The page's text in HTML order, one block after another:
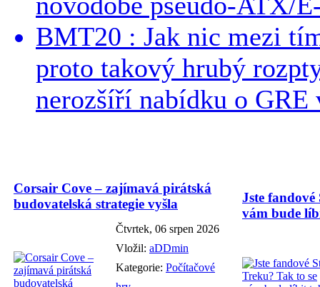
BMT20 : Jak nic mezi
proto takový hrubý
nerozšíří nabídku o GRE
Corsair Cove – zajímavá pirátská
budovatelská strategie vyšla
Čtvrtek, 06 srpen 2026
Vložil: aDDmin
Kategorie: Počítačové
Jste
vám bude